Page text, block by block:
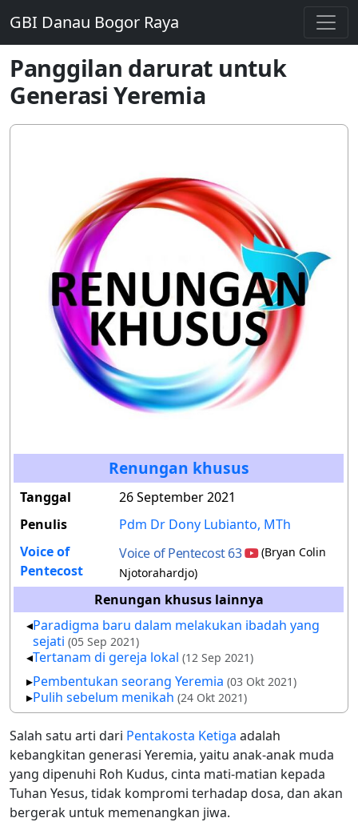
GBI Danau Bogor Raya
Panggilan darurat untuk
Generasi Yeremia
Renungan khusus
Tanggal
26 September 2021
Penulis
Pdm Dr Dony Lubianto, MTh
Voice of
Pentecost
Voice of Pentecost 63
(Bryan Colin
Njotorahardjo)
Renungan khusus lainnya
Paradigma baru dalam melakukan ibadah yang
sejati (05 Sep 2021)
Tertanam di gereja lokal (12 Sep 2021)
Pembentukan seorang Yeremia (03 Okt 2021)
Pulih sebelum menikah (24 Okt 2021)
Salah satu arti dari Pentakosta Ketiga adalah
kebangkitan generasi Yeremia, yaitu anak-anak muda
yang dipenuhi Roh Kudus, cinta mati-matian kepada
Tuhan Yesus, tidak kompromi terhadap dosa, dan akan
bergerak untuk memenangkan jiwa.